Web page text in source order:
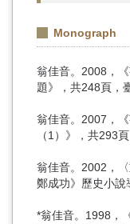
Monograph
翁佳音。2008，
題》，共248頁，
翁佳音。2007，
（1）》，共293
翁佳音。2002，
鄭成功》歷史小說
*翁佳音。1998，